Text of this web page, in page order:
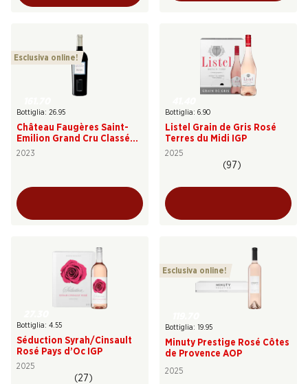
Esclusiva online!
Bottiglia: 26.95
Château Faugères Saint-
Emilion Grand Cru Classé
AOC
2023
Bottiglia: 6.90
Listel Grain de Gris Rosé
Terres du Midi IGP
2025
(97)
Bottiglia: 4.55
Séduction Syrah/Cinsault
Rosé Pays d’Oc IGP
2025
(27)
Esclusiva online!
Bottiglia: 19.95
Minuty Prestige Rosé Côtes
de Provence AOP
2025